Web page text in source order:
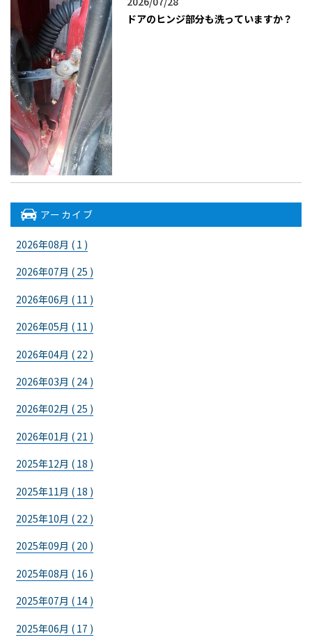
ドアのヒンジ部分も洗っていますか？
アーカイブ
2026年08月 ( 1 )
2026年07月 ( 25 )
2026年06月 ( 11 )
2026年05月 ( 11 )
2026年04月 ( 22 )
2026年03月 ( 24 )
2026年02月 ( 25 )
2026年01月 ( 21 )
2025年12月 ( 18 )
2025年11月 ( 18 )
2025年10月 ( 22 )
2025年09月 ( 20 )
2025年08月 ( 16 )
2025年07月 ( 14 )
2025年06月 ( 17 )